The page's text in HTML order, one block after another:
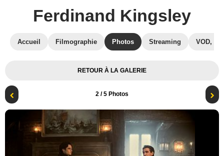
Ferdinand Kingsley
Accueil Filmographie Photos Streaming VOD,
RETOUR À LA GALERIE
2 / 5 Photos